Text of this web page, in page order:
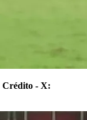
Crédito - X: